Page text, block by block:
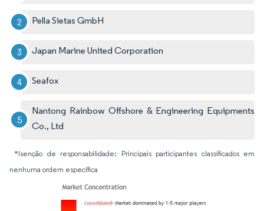
Pella Sietas GmbH
Japan Marine United Corporation
Seafox
Nantong Rainbow Offshore & Engineering Equipments
Co., Ltd
*Isenção de responsabilidade: Principais participantes classificados em
nenhuma ordem específica